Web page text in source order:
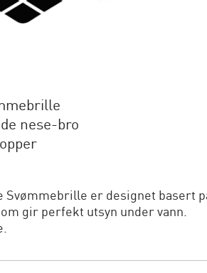
nese-bro
Svømmebrille er designet basert
gir perfekt utsyn under vann.